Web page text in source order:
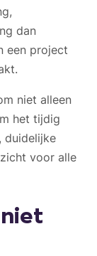
dan
een project
niet alleen
het tijdig
duidelijke
voor alle